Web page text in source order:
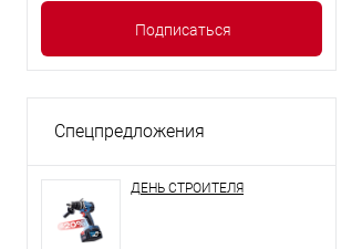
Спецпредложения
ДЕНЬ СТРОИТЕЛЯ